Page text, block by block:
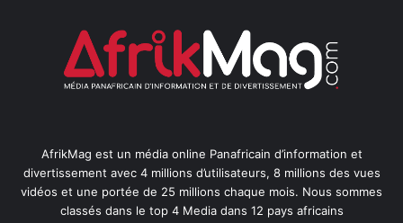
AfrikMag est un média online Panafricain d’information et
divertissement avec 4 millions d’utilisateurs, 8 millions des vues
vidéos et une portée de 25 millions chaque mois. Nous sommes
classés dans le top 4 Media dans 12 pays africains